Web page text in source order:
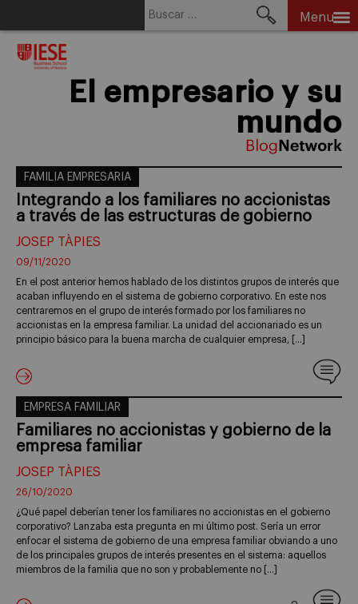
Menu
El empresario y su
mundo
FAMILIA EMPRESARIA
Integrando a los familiares no accionistas
a través de las estructuras de gobierno
JOSEP TÀPIES
09/11/2020
En el post anterior hemos hablado de los distintos grupos de interés que
acaban influyendo en el sistema de gobierno corporativo. En este nos
centraremos en el grupo de interés formado por los familiares no
accionistas en la empresa familiar. La unidad del accionariado es un
principio básico para la buena marcha de cualquier empresa, […]
EMPRESA FAMILIAR
Familiares no accionistas y gobierno de la
empresa familiar
JOSEP TÀPIES
26/10/2020
¿Qué papel deberían tener los familiares no accionistas en el gobierno
corporativo? Lanzaba esta pregunta en mi último post. Sería un error
enfocar el sistema de gobierno de una empresa familiar obviando a uno
de los principales grupos de interés presentes en el sistema: aquellos
miembros de la familia que no son y probablemente no […]